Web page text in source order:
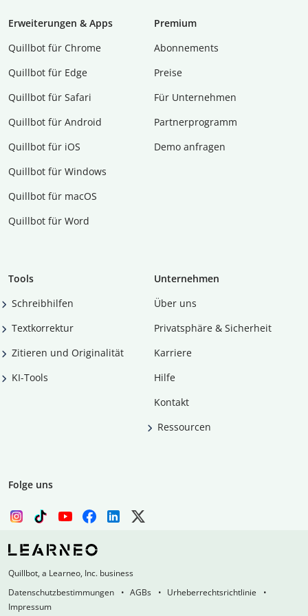
Erweiterungen & Apps
Quillbot für Chrome
Quillbot für Edge
Quillbot für Safari
Quillbot für Android
Quillbot für iOS
Quillbot für Windows
Quillbot für macOS
Quillbot für Word
Premium
Abon­ne­ments
Preise
Für Unternehmen
Partnerprogramm
Demo anfragen
Tools
Schreibhilfen
Textkorrektur
Zitieren und Originalität
KI-Tools
Unternehmen
Über uns
Privatsphäre & Sicherheit
Karriere
Hilfe
Kontakt
Ressourcen
Folge uns
Quillbot, a Learneo, Inc. business
Datenschutzbestimmungen
AGBs
Urheberrechtsrichtlinie
Impressum